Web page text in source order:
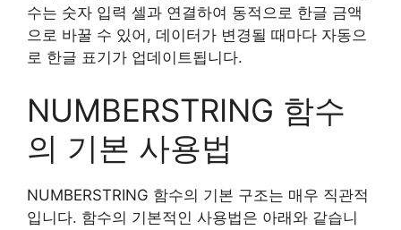
수는 숫자 입력 셀과 연결하여 동적으로 한글 금액
으로 바꿀 수 있어, 데이터가 변경될 때마다 자동으
로 한글 표기가 업데이트됩니다.
NUMBERSTRING 함수
의 기본 사용법
NUMBERSTRING 함수의 기본 구조는 매우 직관적
입니다. 함수의 기본적인 사용법은 아래와 같습니